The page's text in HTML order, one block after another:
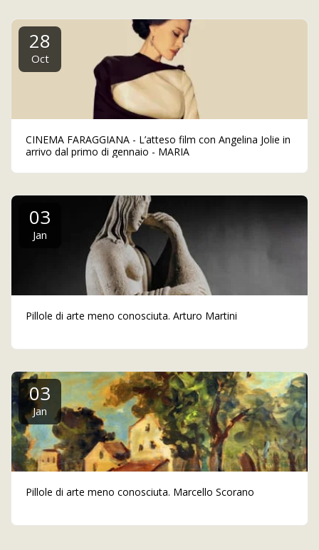
28
Oct
CINEMA FARAGGIANA - L’atteso film con Angelina Jolie in
arrivo dal primo di gennaio - MARIA
03
Jan
Pillole di arte meno conosciuta. Arturo Martini
03
Jan
Pillole di arte meno conosciuta. Marcello Scorano